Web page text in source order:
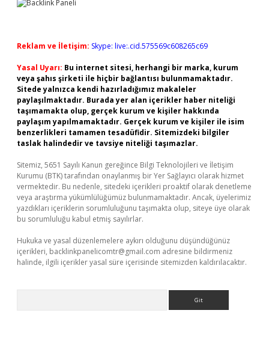
Reklam ve İletişim: Skype: live:.cid.575569c608265c69
Yasal Uyarı: Bu internet sitesi, herhangi bir marka, kurum
veya şahıs şirketi ile hiçbir bağlantısı bulunmamaktadır.
Sitede yalnızca kendi hazırladığımız makaleler
paylaşılmaktadır. Burada yer alan içerikler haber niteliği
taşımamakta olup, gerçek kurum ve kişiler hakkında
paylaşım yapılmamaktadır. Gerçek kurum ve kişiler ile isim
benzerlikleri tamamen tesadüfidir. Sitemizdeki bilgiler
taslak halindedir ve tavsiye niteliği taşımazlar.
Sitemiz, 5651 Sayılı Kanun gereğince Bilgi Teknolojileri ve İletişim
Kurumu (BTK) tarafından onaylanmış bir Yer Sağlayıcı olarak hizmet
vermektedir. Bu nedenle, sitedeki içerikleri proaktif olarak denetleme
veya araştırma yükümlülüğümüz bulunmamaktadır. Ancak, üyelerimiz
yazdıkları içeriklerin sorumluluğunu taşımakta olup, siteye üye olarak
bu sorumluluğu kabul etmiş sayılırlar.
Hukuka ve yasal düzenlemelere aykırı olduğunu düşündüğünüz
içerikleri, backlinkpanelicomtr@gmail.com adresine bildirmeniz
halinde, ilgili içerikler yasal süre içerisinde sitemizden kaldırılacaktır.